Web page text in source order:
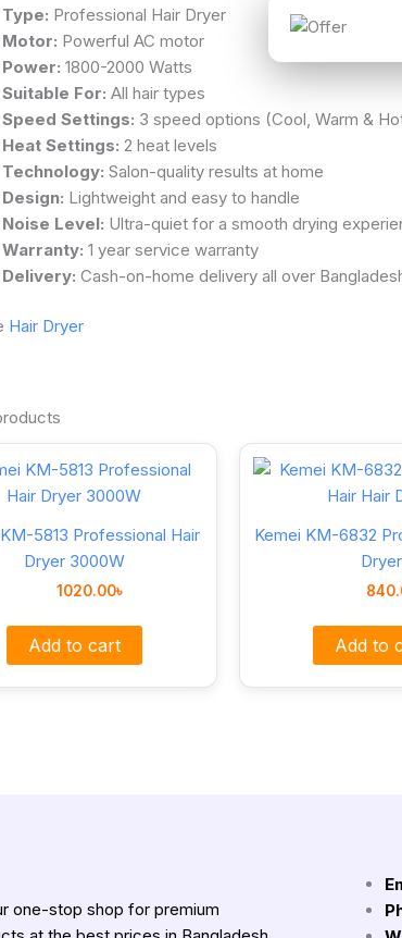
Type: Professional Hair Dryer
Motor: Powerful AC motor
Power: 1800-2000 Watts
Suitable For: All hair types
Speed Settings: 3 speed options (Cool, Warm &
Heat Settings: 2 heat levels
Technology: Salon-quality results at home
Design: Lightweight and easy to handle
Noise Level: Ultra-quiet for a smooth drying
Warranty: 1 year service warranty
Delivery: Cash-on-home delivery all over
Hair Dryer
5813 Professional Hair
Dryer 3000W
1020.00৳
Add to cart
Kemei KM-6832
Dryer
Add to
one-stop shop for premium